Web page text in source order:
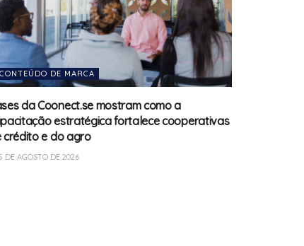
CONTEÚDO DE MARCA
da Coonect.se mostram como a
estratégica fortalece cooperativas
crédito e do agro
DE AGOSTO DE 2026